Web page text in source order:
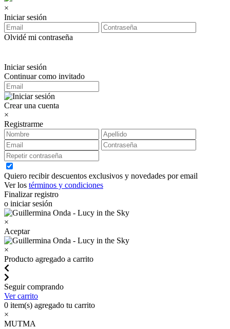
×
Iniciar sesión
Olvidé mi contraseña
Iniciar sesión
Continuar como invitado
Crear una cuenta
×
Registrarme
Quiero recibir descuentos exclusivos y novedades por email
Ver los términos y condiciones
Finalizar registro
o iniciar sesión
×
Aceptar
×
Producto agregado a carrito
Seguir comprando
Ver carrito
0 item(s) agregado tu carrito
×
MUTMA